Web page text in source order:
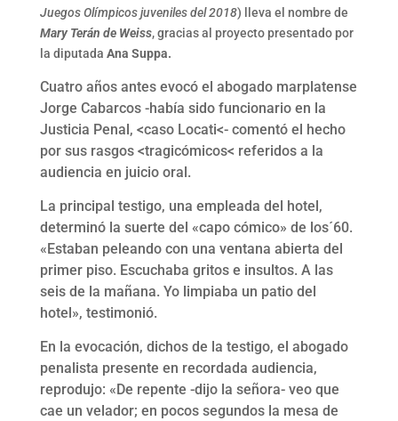
Juegos Olímpicos juveniles del 2018) lleva el nombre de
Mary Terán de Weiss, gracias al proyecto presentado por
la diputada Ana Suppa.
Cuatro años antes evocó el abogado marplatense
Jorge Cabarcos -había sido funcionario en la
Justicia Penal, <caso Locati<- comentó el hecho
por sus rasgos <tragicómicos< referidos a la
audiencia en juicio oral.
La principal testigo, una empleada del hotel,
determinó la suerte del «capo cómico» de los´60.
«Estaban peleando con una ventana abierta del
primer piso. Escuchaba gritos e insultos. A las
seis de la mañana. Yo limpiaba un patio del
hotel», testimonió.
En la evocación, dichos de la testigo, el abogado
penalista presente en recordada audiencia,
reprodujo: «De repente -dijo la señora- veo que
cae un velador; en pocos segundos la mesa de